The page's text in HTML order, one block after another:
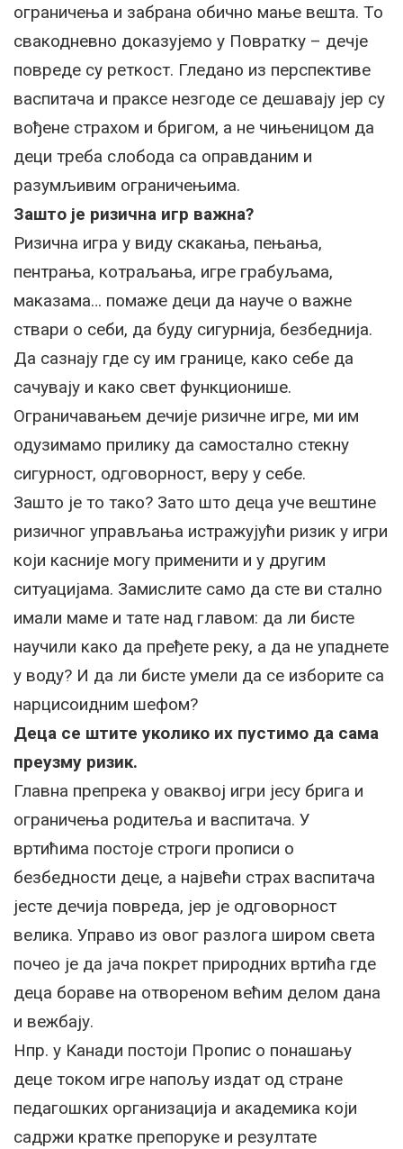
ограничења и забрана обично мање вешта. То
свакодневно доказујемо у Повратку – дечје
повреде су реткост. Гледано из перспективе
васпитача и праксе незгоде се дешавају јер су
вођене страхом и бригом, а не чињеницом да
деци треба слобода са оправданим и
разумљивим ограничењима.
Зашто је ризична игр важна?
Ризична игра у виду скакања, пењања,
пентрања, котраљања, игре грабуљама,
маказама… помаже деци да науче о важне
ствари о себи, да буду сигурнија, безбеднија.
Да сазнају где су им границе, како себе да
сачувају и како свет функционише.
Ограничавањем дечије ризичне игре, ми им
одузимамо прилику да самостално стекну
сигурност, одговорност, веру у себе.
Зашто је то тако? Зато што деца уче вештине
ризичног управљања истражујући ризик у игри
који касније могу применити и у другим
ситуацијама. Замислите само да сте ви стално
имали маме и тате над главом: да ли бисте
научили како да пређете реку, а да не упаднете
у воду? И да ли бисте умели да се изборите са
нарцисоидним шефом?
Деца се штите уколико их пустимо да сама
преузму ризик.
Главна препрека у оваквој игри јесу брига и
ограничења родитеља и васпитача. У
вртићима постоје строги прописи о
безбедности деце, а највећи страх васпитача
јесте дечија повреда, јер је одговорност
велика. Управо из овог разлога широм света
почео је да јача покрет природних вртића где
деца бораве на отвореном већим делом дана
и вежбају.
Нпр. у Канади постоји Пропис о понашању
деце током игре напољу издат од стране
педагошких организација и академика који
садржи кратке препоруке и резултате